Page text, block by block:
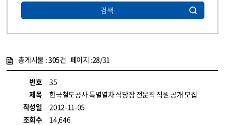
검색
총게시물 :305건 페이지 :28/31
번호
35
제목
한국철도공사 특별열차 식당장 전문직 직원 공개 모집
작성일
2012-11-05
조회수
14,646